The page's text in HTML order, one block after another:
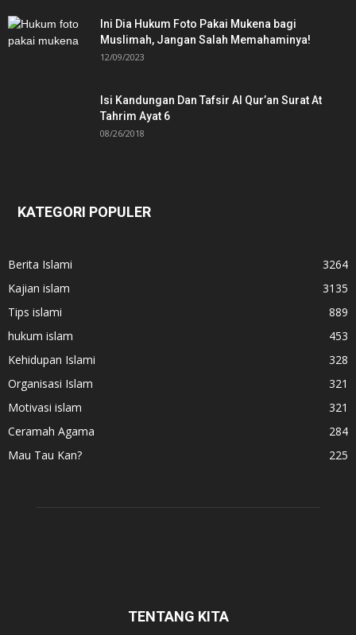
Ini Dia Hukum Foto Pakai Mukena bagi
Muslimah, Jangan Salah Memahaminya!
12/09/2023
Isi Kandungan Dan Tafsir Al Qur’an Surat At
Tahrim Ayat 6
08/26/2018
KATEGORI POPULER
Berita Islami
3264
Kajian islam
3135
Tips islami
889
hukum islam
453
Kehidupan Islami
328
Organisasi Islam
321
Motivasi islam
321
Ceramah Agama
284
Mau Tau Kan?
225
TENTANG KITA